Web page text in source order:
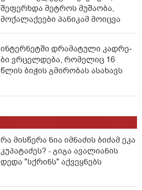
შეფერხდა მეტროს მუშაობა,
მოქალაქეები პანიკამ მოიცვა
ინ­ტერ­ნეტ­ში დრა­მა­ტუ­ლი კად­რე­
ბი ვრცელდება, რომელიც 16
წლის ბიჭის გმირობას ასახავს
რა მისწერა ნია იმნაძის ბიძამ ეკა
კუპატაძეს? - გიგა ავალიანის
დედა "სქრინს" აქვეყნებს